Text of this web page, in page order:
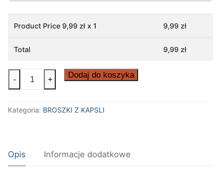
Product Price 9,99 zł x 1 9,99 zł
Total 9,99 zł
Broszka
Kobieta
- + Dodaj do koszyka
Kategoria: BROSZKI Z KAPSLI
Opis Informacje dodatkowe